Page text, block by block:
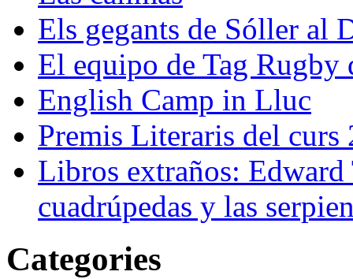
Els gegants de Sóller al
El equipo de Tag
English Camp in Lluc
Premis Literaris del curs
Libros extraños:
cuadrúpedas y las
Categories